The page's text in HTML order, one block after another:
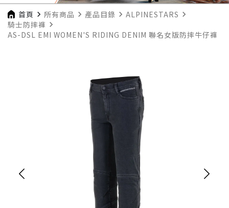
首頁 navigate_next 所有商品 navigate_next 產品目錄 navigate_next ALPINESTARS navigate_next
騎士防摔褲 navigate_next
AS-DSL EMI WOMEN'S RIDING DENIM 聯名女版防摔牛仔褲